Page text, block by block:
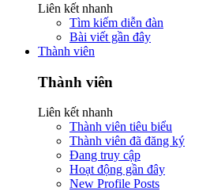
Liên kết nhanh
Tìm kiếm diễn đàn
Bài viết gần đây
Thành viên
Thành viên
Liên kết nhanh
Thành viên tiêu biểu
Thành viên đã đăng ký
Đang truy cập
Hoạt động gần đây
New Profile Posts